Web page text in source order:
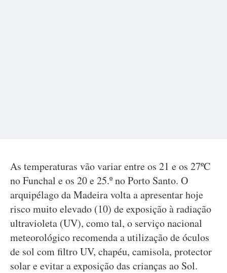
As temperaturas vão variar entre os 21 e os 27ºC
no Funchal e os 20 e 25.º no Porto Santo. O
arquipélago da Madeira volta a apresentar hoje
risco muito elevado (10) de exposição à radiação
ultravioleta (UV), como tal, o serviço nacional
meteorológico recomenda a utilização de óculos
de sol com filtro UV, chapéu, camisola, protector
solar e evitar a exposição das crianças ao Sol.